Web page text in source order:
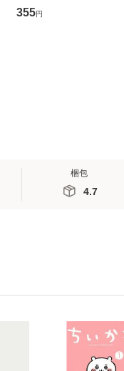
ーンレコード [CD]
【メール便送料無料】
355円
梱包
4.7